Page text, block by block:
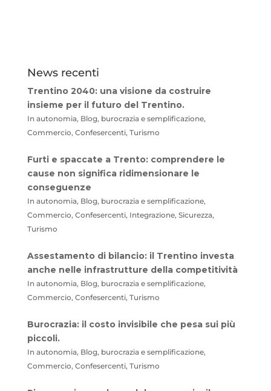
News recenti
Trentino 2040: una visione da costruire
insieme per il futuro del Trentino.
In autonomia, Blog, burocrazia e semplificazione,
Commercio, Confesercenti, Turismo
Furti e spaccate a Trento: comprendere le
cause non significa ridimensionare le
conseguenze
In autonomia, Blog, burocrazia e semplificazione,
Commercio, Confesercenti, Integrazione, Sicurezza,
Turismo
Assestamento di bilancio: il Trentino investa
anche nelle infrastrutture della competitività
In autonomia, Blog, burocrazia e semplificazione,
Commercio, Confesercenti, Turismo
Burocrazia: il costo invisibile che pesa sui più
piccoli.
In autonomia, Blog, burocrazia e semplificazione,
Commercio, Confesercenti, Turismo